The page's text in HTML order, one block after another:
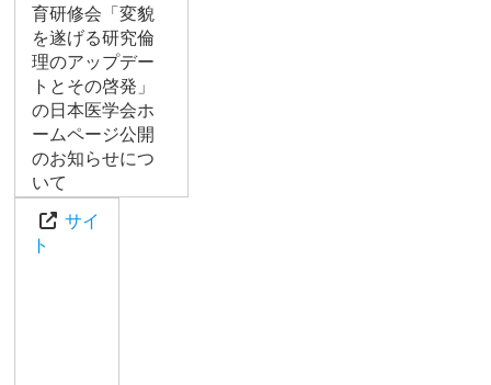
育研修会「変貌
を遂げる研究倫
理のアップデー
トとその啓発」
の日本医学会ホ
ームページ公開
のお知らせにつ
いて
サイ
ト